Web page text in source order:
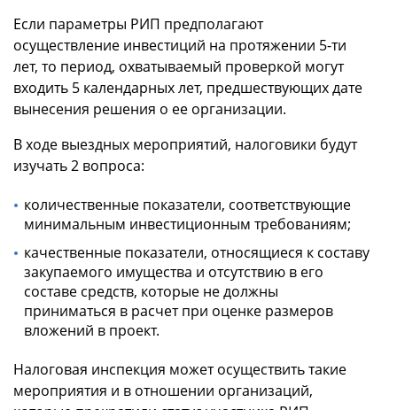
Если параметры РИП предполагают
осуществление инвестиций на протяжении 5-ти
лет, то период, охватываемый проверкой могут
входить 5 календарных лет, предшествующих дате
вынесения решения о ее организации.
В ходе выездных мероприятий, налоговики будут
изучать 2 вопроса:
количественные показатели, соответствующие
минимальным инвестиционным требованиям;
качественные показатели, относящиеся к составу
закупаемого имущества и отсутствию в его
составе средств, которые не должны
приниматься в расчет при оценке размеров
вложений в проект.
Налоговая инспекция может осуществить такие
мероприятия и в отношении организаций,